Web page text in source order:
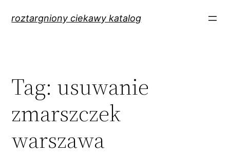
roztargniony ciekawy katalog
Tag: usuwanie
zmarszczek
warszawa